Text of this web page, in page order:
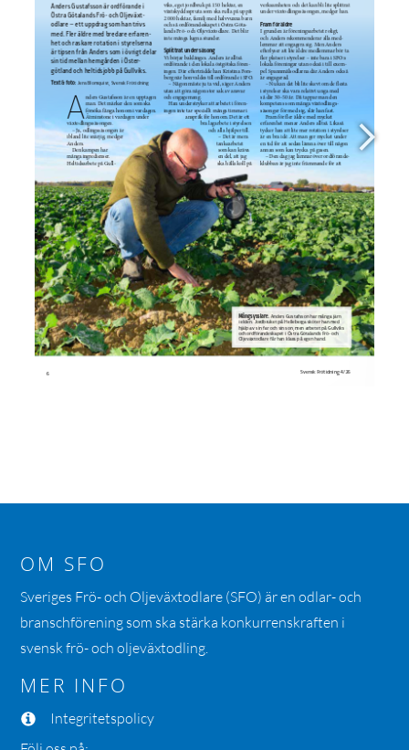
OM SFO
Sveriges Frö- och Oljeväxtodlare (SFO) är en odlar- och
branschförening som ska stärka konkurrenskraften i
svensk frö- och oljeväxtodling.
MER INFO
Integritetspolicy